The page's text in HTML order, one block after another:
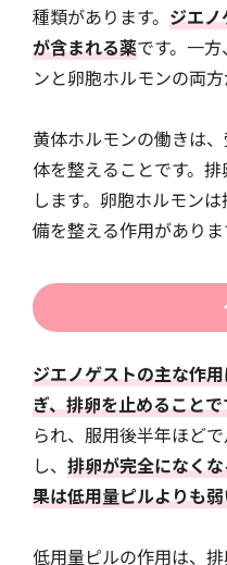
種類があります。 ジエノ
が含まれる薬です。一
ンと卵胞ホルモンの両方
黄体ホルモンの働きは
体を整えることです。
します。卵胞ホルモン
備を整える作用がありま
ジエノゲストの主な作
ぎ、排卵を止めることで
られ、服用後半年ほど
し、 排卵が完全になく
果は低用量ピルよりも
低用量ピルの作用は、